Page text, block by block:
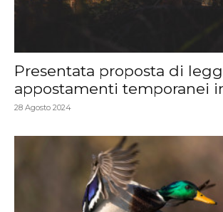
Presentata proposta di
appostamenti temporanei
28 Agosto 2024